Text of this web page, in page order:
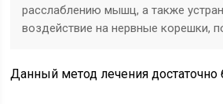
расслаблению мышц, а также
воздействие на нервные корешки,
Данный метод лечения достаточно